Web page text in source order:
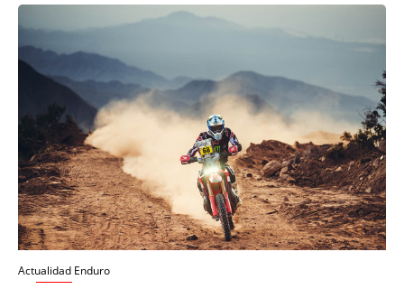
Actualidad Enduro